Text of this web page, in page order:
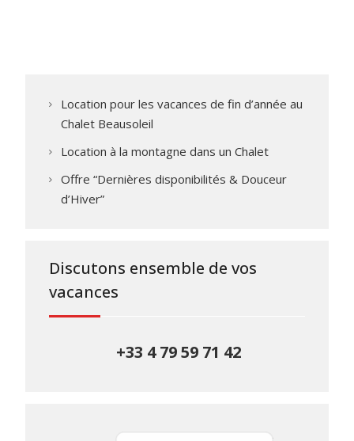
Location pour les vacances de fin d’année au
Chalet Beausoleil
Location à la montagne dans un Chalet
Offre “Dernières disponibilités & Douceur
d’Hiver”
Discutons ensemble de vos
vacances
+33 4 79 59 71 42